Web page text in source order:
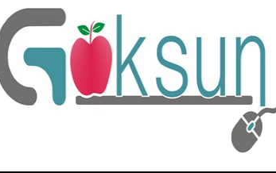
İlçe Jandarma Komutanı Karakaya’dan Başkan
Bertiz’in Yeni Köprüsünde Sona Doğru.